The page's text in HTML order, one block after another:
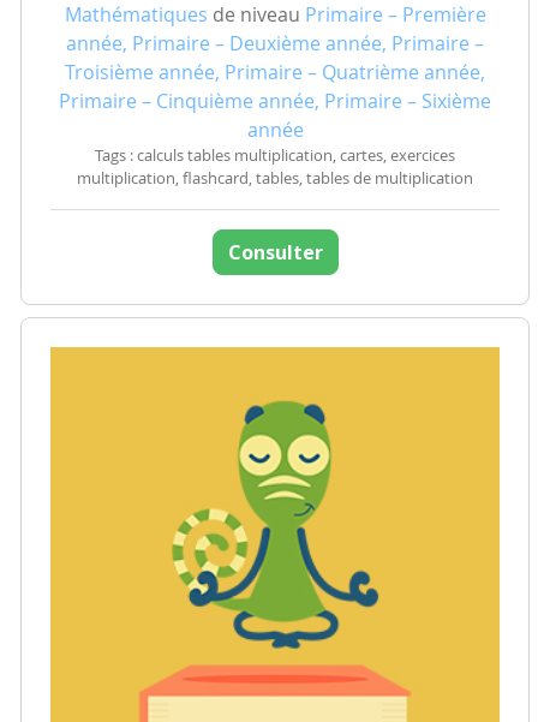
Mathématiques de niveau Primaire – Première
année, Primaire – Deuxième année, Primaire –
Troisième année, Primaire – Quatrième année,
Primaire – Cinquième année, Primaire – Sixième
année
Tags : calculs tables multiplication, cartes, exercices
multiplication, flashcard, tables, tables de multiplication
Consulter